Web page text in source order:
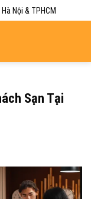
Nội & TPHCM
Sạn Tại